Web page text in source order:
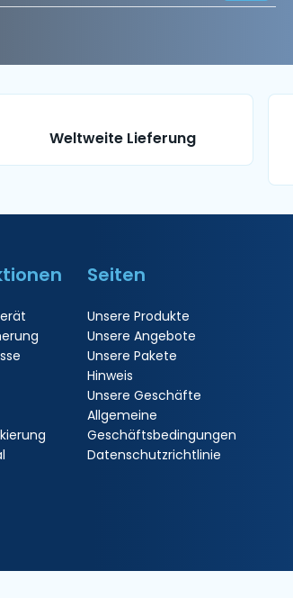
Weltweite Lieferung
Seiten
Unsere Produkte
Unsere Angebote
Unsere Pakete
Hinweis
Unsere Geschäfte
Allgemeine
Geschäftsbedingungen
Datenschutzrichtlinie